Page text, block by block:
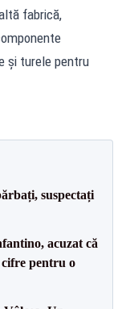
fabrică,
și turele pentru
suspectați
acuzat că
cifre pentru o